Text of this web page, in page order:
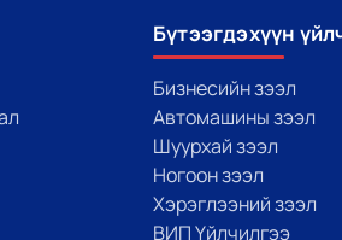
Бүтээгдэхүүн
Бизнесийн зээл
Автомашины зээл
Шуурхай зээл
Ногоон зээл
Хэрэглээний зээл
ВИП Үйлчилгээ